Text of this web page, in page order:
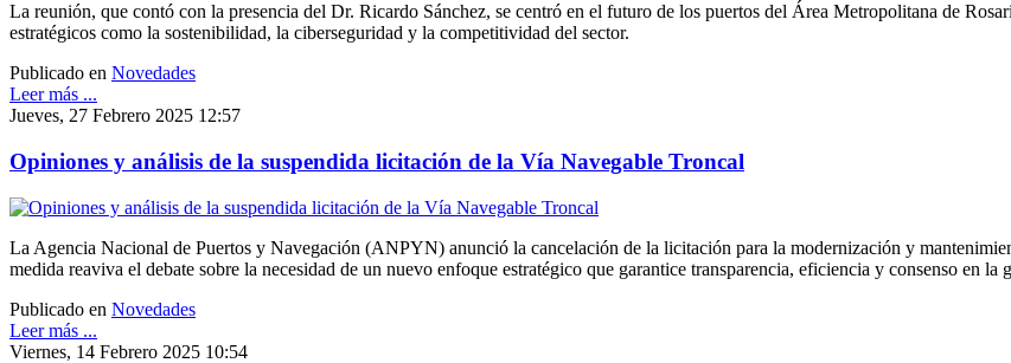
La reunión, que contó con la presencia del Dr. Ricardo Sánchez, se centró en el futuro de los puertos del Área Metropolitana de
estratégicos como la sostenibilidad, la ciberseguridad y la competitividad del sector.
Publicado en Novedades
Leer más ...
Jueves, 27 Febrero 2025 12:57
Opiniones y análisis de la suspendida licitación de la Vía Navegable Troncal
La Agencia Nacional de Puertos y Navegación (ANPYN) anunció la cancelación de la licitación para la modernización y
medida reaviva el debate sobre la necesidad de un nuevo enfoque estratégico que garantice transparencia, eficiencia y consenso en
Publicado en Novedades
Leer más ...
Viernes, 14 Febrero 2025 10:54